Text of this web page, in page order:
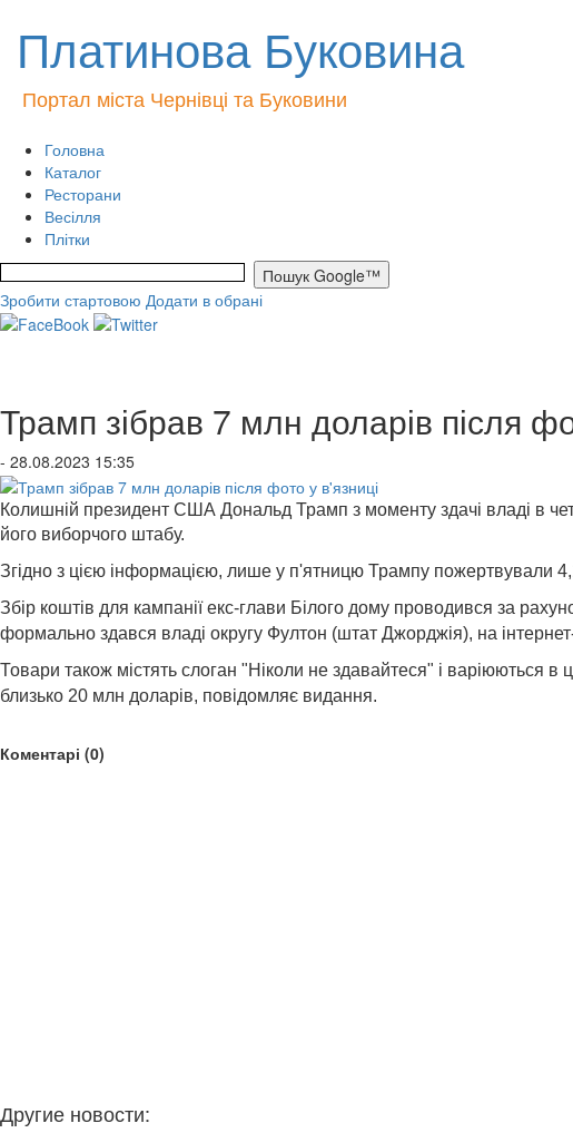
Платинова Буковина
Портал міста Чернівці та Буковини
Головна
Каталог
Ресторани
Весілля
Плітки
Зробити стартовою Додати в обрані
Трамп зібрав 7 млн доларів після
- 28.08.2023 15:35
Колишній президент США Дональд Трамп з моменту здачі владі в
його виборчого штабу.
Згідно з цією інформацією, лише у п'ятницю Трампу пожертвували
Збір коштів для кампанії екс-глави Білого дому проводився за
формально здався владі округу Фултон (штат Джорджія), на
Товари також містять слоган "Ніколи не здавайтеся" і варіюються
близько 20 млн доларів, повідомляє видання.
Коментарі (0)
Другие новости: